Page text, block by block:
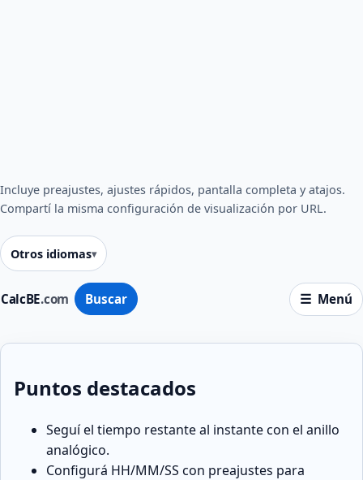
CalcBE.com Buscar Menú
Incluye preajustes, ajustes rápidos, pantalla completa y atajos.
Compartí la misma configuración de visualización por URL.
Otros idiomas
Puntos destacados
Seguí el tiempo restante al instante con el anillo
analógico.
Configurá HH/MM/SS con preajustes para